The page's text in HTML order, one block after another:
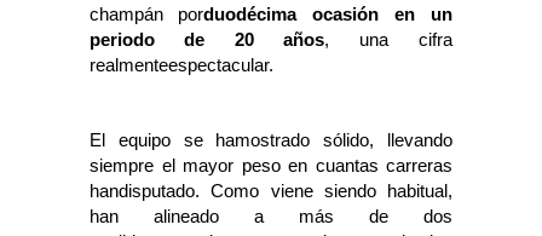
champán porduodécima ocasión en un
periodo de 20 años, una cifra
realmenteespectacular.
El equipo se hamostrado sólido, llevando
siempre el mayor peso en cuantas carreras
handisputado. Como viene siendo habitual,
han alineado a más de dos